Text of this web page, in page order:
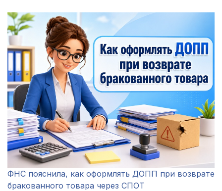
ФНС пояснила, как оформлять ДОПП при возврате
бракованного товара через СПОТ